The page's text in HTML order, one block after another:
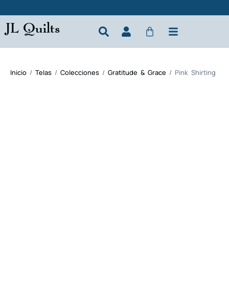
JL Quilts
Inicio / Telas / Colecciones / Gratitude & Grace / Pink Shirting